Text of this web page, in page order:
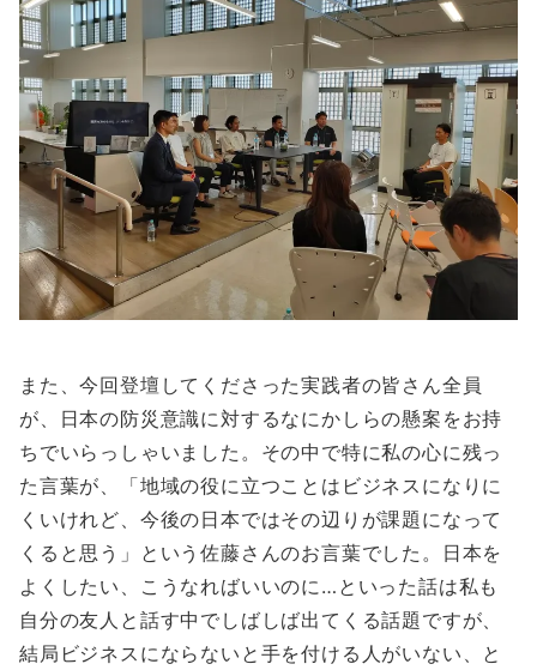
また、今回登壇してくださった実践者の皆さん全員
が、日本の防災意識に対するなにかしらの懸案をお持
ちでいらっしゃいました。その中で特に私の心に残っ
た言葉が、「地域の役に立つことはビジネスになりに
くいけれど、今後の日本ではその辺りが課題になって
くると思う」という佐藤さんのお言葉でした。日本を
よくしたい、こうなればいいのに…といった話は私も
自分の友人と話す中でしばしば出てくる話題ですが、
結局ビジネスにならないと手を付ける人がいない、と